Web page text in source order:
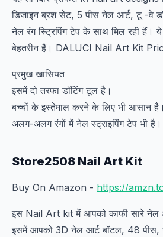
डिजाइन ब्रश सेट, 5 पीस नेल आर्ट, टू -वे
नेल रंग स्ट्रिपिंग टेप के साथ मिल रही हैं।
बेहतरीन हैं। DALUCI Nail Art Kit
प्रमुख खासियत
इसमें दो तरफा डॉटिंग टूल है।
बच्चों के इस्तेमाल करने के लिए भी आसान है।
अलग-अलग रंगों में नेल स्ट्राइपिंग टेप भी है।
Store2508 Nail Art Kit
Buy On Amazon - https://
इस Nail Art kit में आपको काफी सारे नेल
इसमें आपको 3D नेल आर्ट बॉटल, 48 पीस,